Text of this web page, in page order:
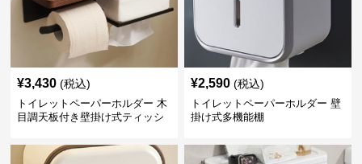
¥3,430 (税込)
トイレットペーパーホルダー 木
目調天板付き壁掛け式ティッシ
¥2,590 (税込)
トイレットペーパーホルダー 壁
掛け式多機能棚